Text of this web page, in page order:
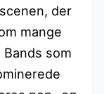
der
mange
som